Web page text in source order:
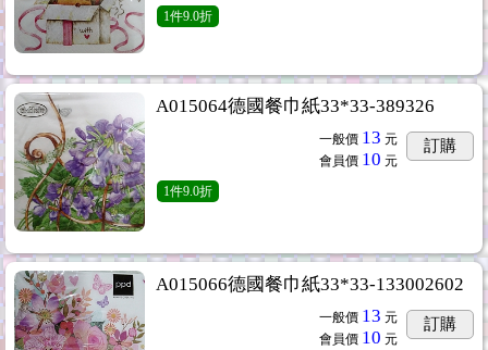
1件9.0折
A015064德國餐巾紙33*33-389326
一般價 13 元
會員價 10 元
訂購
1件9.0折
A015066德國餐巾紙33*33-133002602
一般價 13 元
會員價 10 元
訂購